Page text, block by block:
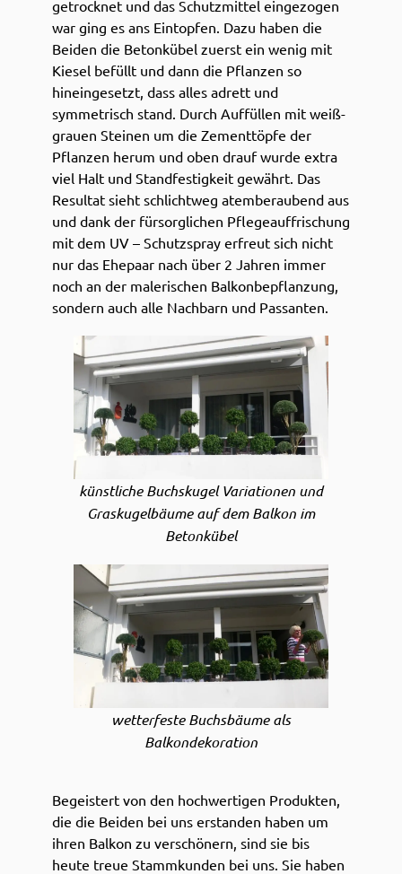
getrocknet und das Schutzmittel eingezogen
war ging es ans Eintopfen. Dazu haben die
Beiden die Betonkübel zuerst ein wenig mit
Kiesel befüllt und dann die Pflanzen so
hineingesetzt, dass alles adrett und
symmetrisch stand. Durch Auffüllen mit weiß-
grauen Steinen um die Zementtöpfe der
Pflanzen herum und oben drauf wurde extra
viel Halt und Standfestigkeit gewährt. Das
Resultat sieht schlichtweg atemberaubend aus
und dank der fürsorglichen Pflegeauffrischung
mit dem UV – Schutzspray erfreut sich nicht
nur das Ehepaar nach über 2 Jahren immer
noch an der malerischen Balkonbepflanzung,
sondern auch alle Nachbarn und Passanten.
künstliche Buchskugel Variationen und
Graskugelbäume auf dem Balkon im
Betonkübel
wetterfeste Buchsbäume als
Balkondekoration
Begeistert von den hochwertigen Produkten,
die die Beiden bei uns erstanden haben um
ihren Balkon zu verschönern, sind sie bis
heute treue Stammkunden bei uns. Sie haben